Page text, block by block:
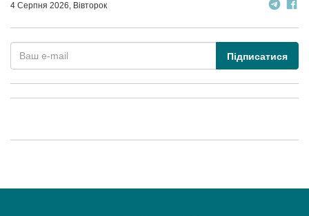
4 Серпня 2026, Вівторок
Підписатися